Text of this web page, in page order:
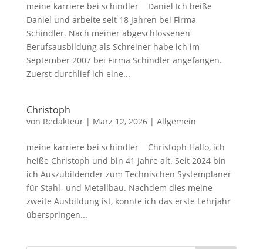
meine karriere bei schindler Daniel Ich heiße
Daniel und arbeite seit 18 Jahren bei Firma
Schindler. Nach meiner abgeschlossenen
Berufsausbildung als Schreiner habe ich im
September 2007 bei Firma Schindler angefangen.
Zuerst durchlief ich eine...
Christoph
von Redakteur| März 12, 2026| Allgemein
meine karriere bei schindler Christoph Hallo, ich
heiße Christoph und bin 41 Jahre alt. Seit 2024 bin
ich Auszubildender zum Technischen Systemplaner
für Stahl- und Metallbau. Nachdem dies meine
zweite Ausbildung ist, konnte ich das erste Lehrjahr
überspringen...